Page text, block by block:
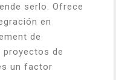
serlo. Ofrece
en
de
de
un factor